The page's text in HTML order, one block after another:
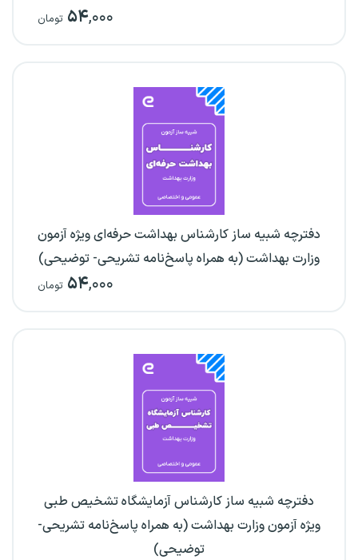
۵۴,۰۰۰ تومان
دفترچه شبیه ساز کارشناس بهداشت حرفه‌ای ویژه آزمون
وزارت بهداشت (به همراه پاسخ‌نامه تشریحی- توضیحی)
۵۴,۰۰۰ تومان
دفترچه شبیه ساز کارشناس آزمایشگاه تشخیص طبی
ویژه آزمون وزارت بهداشت (به همراه پاسخ‌نامه تشریحی-
توضیحی)